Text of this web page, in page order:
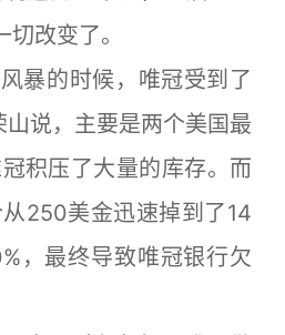
改变了。
的时候，唯冠受到了
山说，主要是两个美国最
积压了大量的库存。而
250美金迅速掉到了14
，最终导致唯冠银行欠